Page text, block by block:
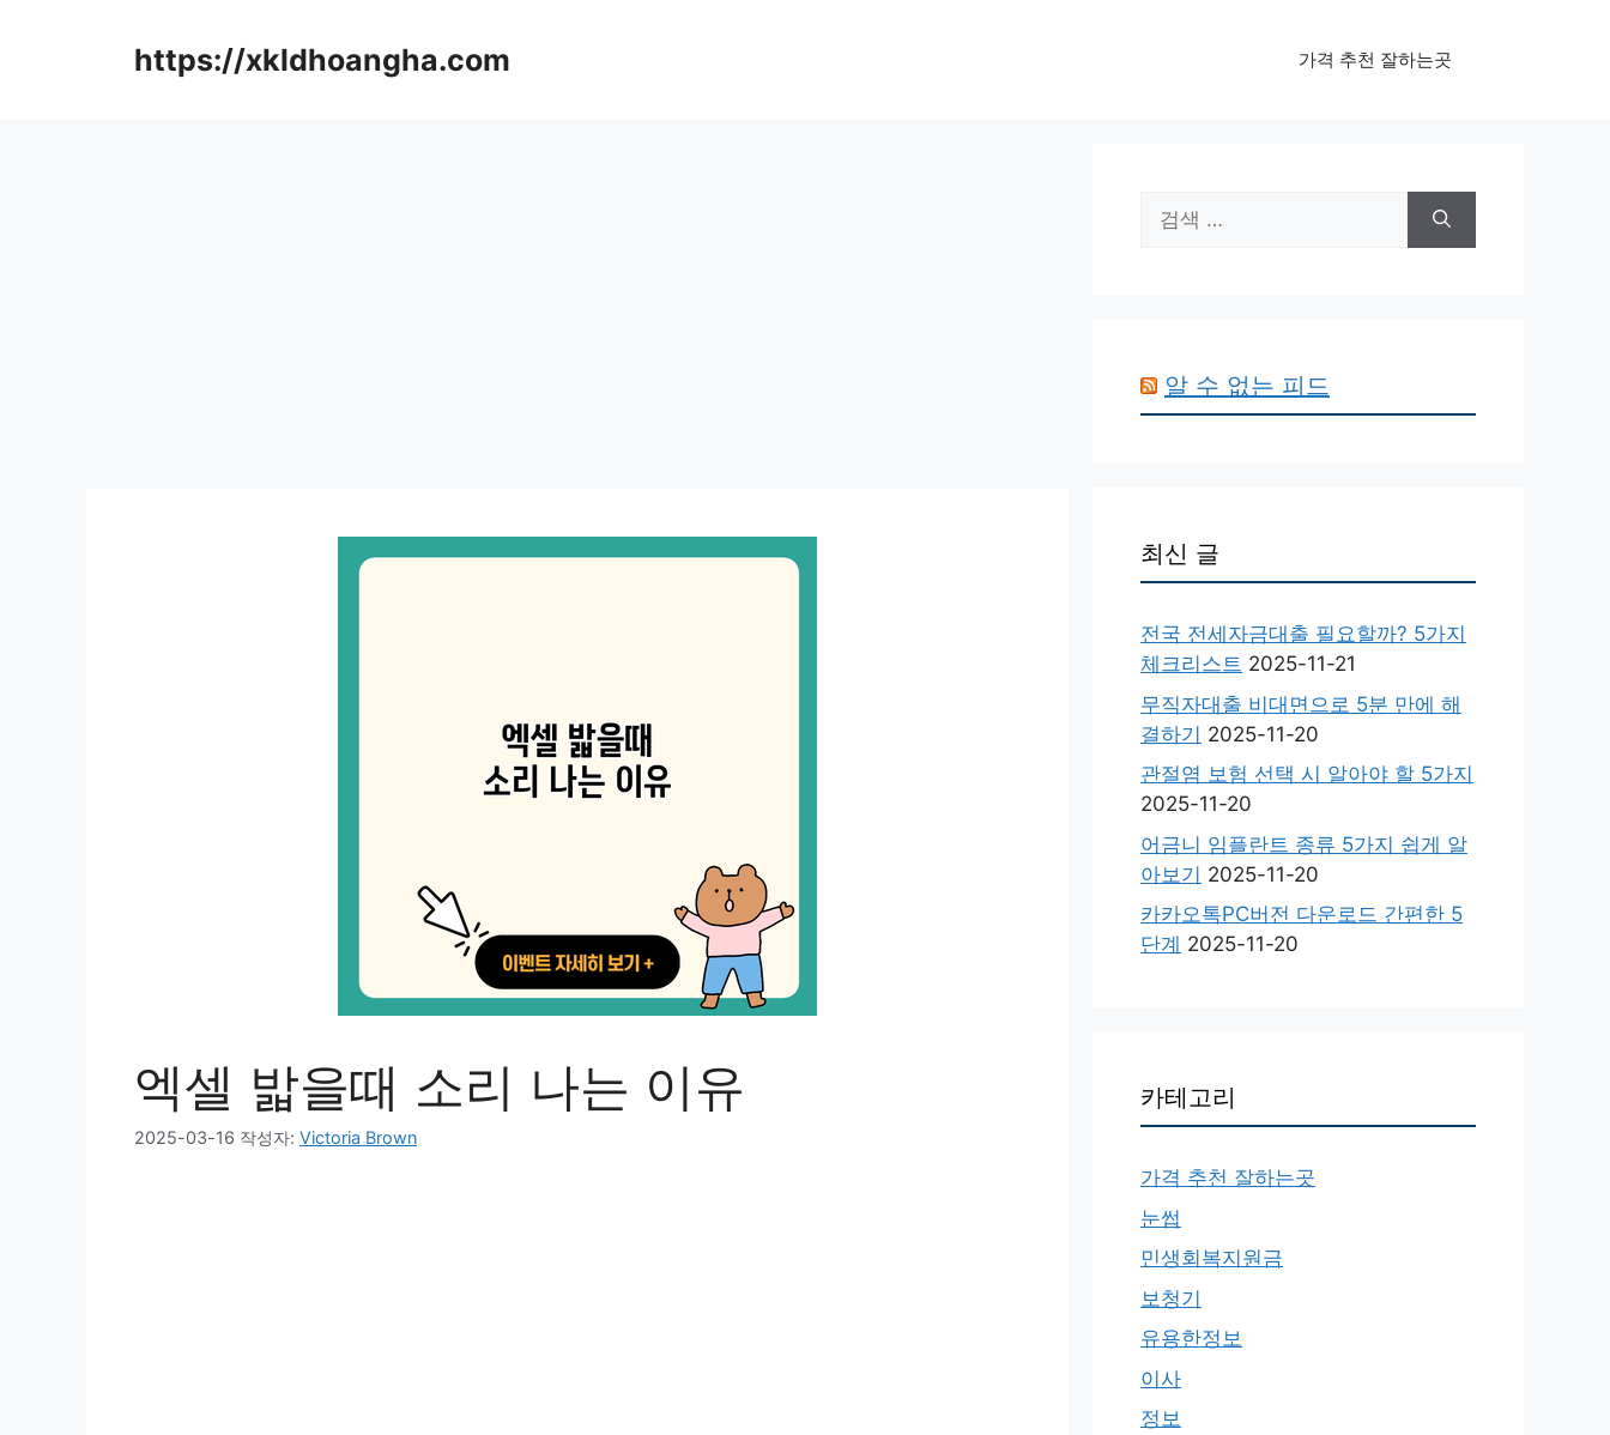
https://xkldhoangha.com 가격 추천 잘하는곳
엑셀 밟을때 소리 나는 이유
2025-03-16 작성자: Victoria Brown
색:
알 수 없는 피드
최신 글
전국 전세자금대출 필요할까? 5가지
체크리스트 2025-11-21
무직자대출 비대면으로 5분 만에 해
결하기 2025-11-20
관절염 보험 선택 시 알아야 할 5가지
2025-11-20
어금니 임플란트 종류 5가지 쉽게 알
아보기 2025-11-20
카카오톡PC버전 다운로드 간편한 5
단계 2025-11-20
카테고리
가격 추천 잘하는곳
눈썹
민생회복지원금
보청기
유용한정보
이사
정보